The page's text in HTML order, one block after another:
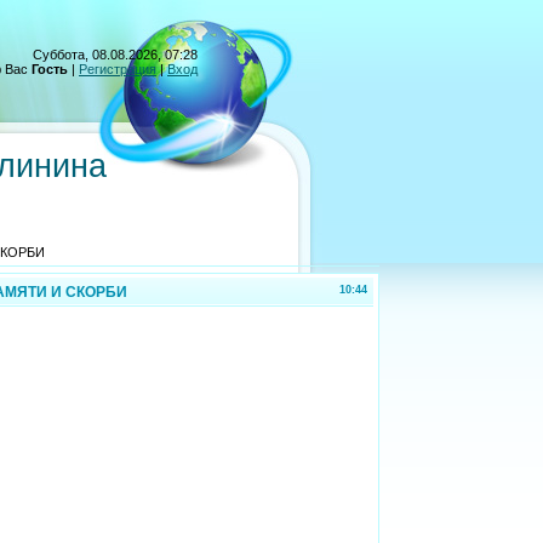
Суббота, 08.08.2026, 07:28
Вас Гость | Регистрация|Вход
10:44
И СКОРБИ